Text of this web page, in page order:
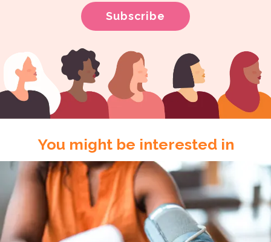
You might be interested in